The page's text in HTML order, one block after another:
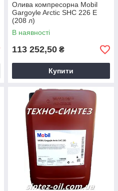
Олива компресорна Mobil
Gargoyle Arctic SHC 226 E
(208 л)
В наявності
113 252,50 ₴
Купити